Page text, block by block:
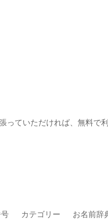
ていただければ、無料で利
カテゴリー お名前辞